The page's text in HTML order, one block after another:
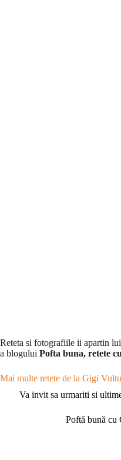
Reteta si fotografiile ii apartin lui
a blogului Pofta buna, retete
Mai multe retete de la Gigi
Va invit sa urmariti si
Poftă bună cu